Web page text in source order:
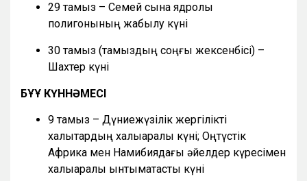
29 тамыз – Семей сынақ ядролық
полигонының жабылу күні
30 тамыз (тамыздың соңғы жексенбісі) –
Шахтер күні
БҰҰ КҮННӘМЕСІ
9 тамыз – Дүниежүзілік жергілікті
халықтардың халықаралық күні; Оңтүстік
Африка мен Намибиядағы әйелдер күресімен
халықаралық ынтымақтастық күні